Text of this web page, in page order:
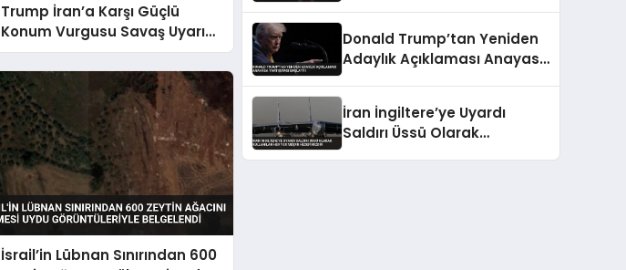
Trump İran’a Karşı Güçlü
Konum Vurgusu Savaş Uyarısı
Yaptı
İsrail’in Lübnan Sınırından 600
Donald Trump’tan Yeniden
Adaylık Açıklaması Anayasa
İran İngiltere’ye Uyardı
Saldırı Üssü Olarak